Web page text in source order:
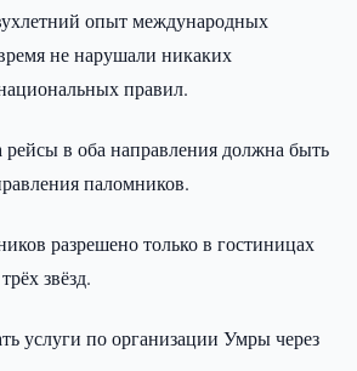
опыт международных
не нарушали никаких
правил.
рейсы в оба направления должна быть
паломников.
разрешено только в гостиницах
звёзд.
услуги по организации Умры через